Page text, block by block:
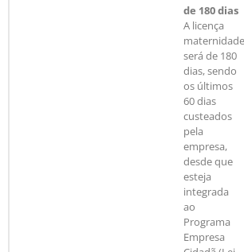
de 180 dias
A licença
maternidade
será de 180
dias, sendo
os últimos
60 dias
custeados
pela
empresa,
desde que
esteja
integrada
ao
Programa
Empresa